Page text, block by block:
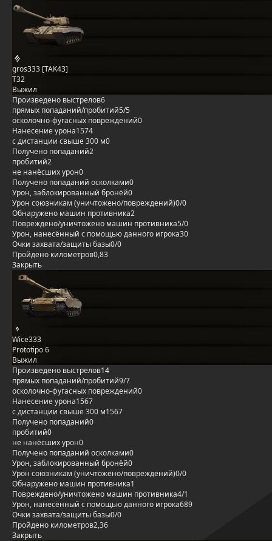
gros333 [TAK43]
T32
Выжил
Произведено выстрелов6
прямых попаданий/пробитий5/5
осколочно-фугасных повреждений0
Нанесение урона1574
с дистанции свыше 300 м0
Получено попаданий2
пробитий2
не нанёсших урон0
Получено попаданий осколками0
Урон, заблокированный бронёй0
Урон союзникам (уничтожено/повреждений)0/0
Обнаружено машин противника2
Повреждено/уничтожено машин противника5/0
Урон, нанесённый с помощью данного игрока30
Очки захвата/защиты базы0/0
Пройдено километров0,83
Закрыть
Wice333
Prototipo 6
Выжил
Произведено выстрелов14
прямых попаданий/пробитий9/7
осколочно-фугасных повреждений0
Нанесение урона1567
с дистанции свыше 300 м1567
Получено попаданий0
пробитий0
не нанёсших урон0
Получено попаданий осколками0
Урон, заблокированный бронёй0
Урон союзникам (уничтожено/повреждений)0/0
Обнаружено машин противника1
Повреждено/уничтожено машин противника4/1
Урон, нанесённый с помощью данного игрока689
Очки захвата/защиты базы0/0
Пройдено километров2,36
Закрыть